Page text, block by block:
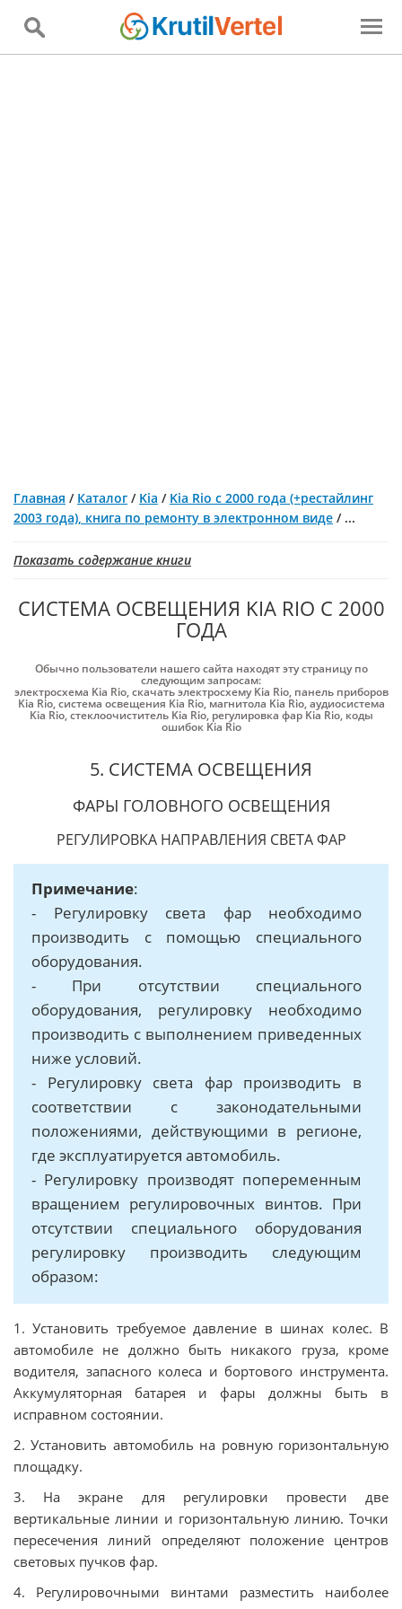
Главная / Каталог / Kia / Kia Rio с 2000 года (+рестайлинг
2003 года), книга по ремонту в электронном виде / ...
Показать содержание книги
СИСТЕМА ОСВЕЩЕНИЯ KIA RIO С 2000
ГОДА
Обычно пользователи нашего сайта находят эту страницу по
следующим запросам:
электросхема Kia Rio,скачать электросхему Kia Rio, панель приборов
Kia Rio,система освещения Kia Rio,магнитола Kia Rio,аудиосистема
Kia Rio,стеклоочиститель Kia Rio, регулировка фар Kia Rio, коды
ошибок Kia Rio
5. СИСТЕМА ОСВЕЩЕНИЯ
ФАРЫ ГОЛОВНОГО ОСВЕЩЕНИЯ
РЕГУЛИРОВКА НАПРАВЛЕНИЯ СВЕТА ФАР
Примечание:
- Регулировку света фар необходимо
производить с помощью специального
оборудования.
- При отсутствии специального
оборудования, регулировку необходимо
производить с выполнением приведенных
ниже условий.
- Регулировку света фар производить в
соответствии с законодательными
положениями, действующими в регионе,
где эксплуатируется автомобиль.
- Регулировку производят попеременным
вращением регулировочных винтов. При
отсутствии специального оборудования
регулировку производить следующим
образом:
1. Установить требуемое давление в шинах колес. В
автомобиле не должно быть никакого груза, кроме
водителя, запасного колеса и бортового инструмента.
Аккумуляторная батарея и фары должны быть в
исправном состоянии.
2. Установить автомобиль на ровную горизонтальную
площадку.
3. На экране для регулировки провести две
вертикальные линии и горизонтальную линию. Точки
пересечения линий определяют положение центров
световых пучков фар.
4. Регулировочными винтами разместить наиболее